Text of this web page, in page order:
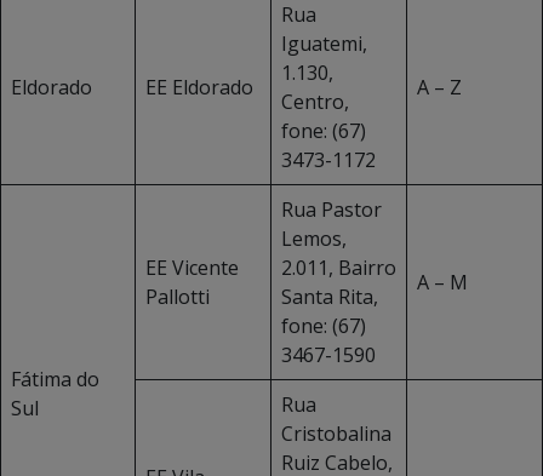
Eldorado EE Eldorado
Rua
Iguatemi,
1.130,
Centro,
fone: (67)
3473-1172
A – Z
Fátima do
Sul
EE Vicente
Pallotti
Rua Pastor
Lemos,
2.011, Bairro
Santa Rita,
fone: (67)
3467-1590
A – M
Rua
Cristobalina
Ruiz Cabelo,